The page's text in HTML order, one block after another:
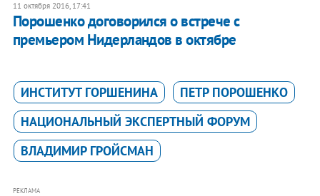
11 октября 2016, 17:41
Порошенко договорился о встрече с
премьером Нидерландов в октябре
ИНСТИТУТ ГОРШЕНИНА
ПЕТР ПОРОШЕНКО
НАЦИОНАЛЬНЫЙ ЭКСПЕРТНЫЙ ФОРУМ
ВЛАДИМИР ГРОЙСМАН
РЕКЛАМА